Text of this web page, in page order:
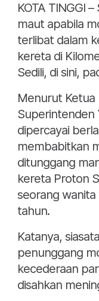
KOTA TINGGI
maut apabila
terlibat dalam
kereta di
Sedili, di sini,
Menurut Ketua
Superintenden
dipercayai
membabitkan
ditunggang
kereta Proton
seorang
tahun.
Katanya,
penunggang
kecederaan
disahkan